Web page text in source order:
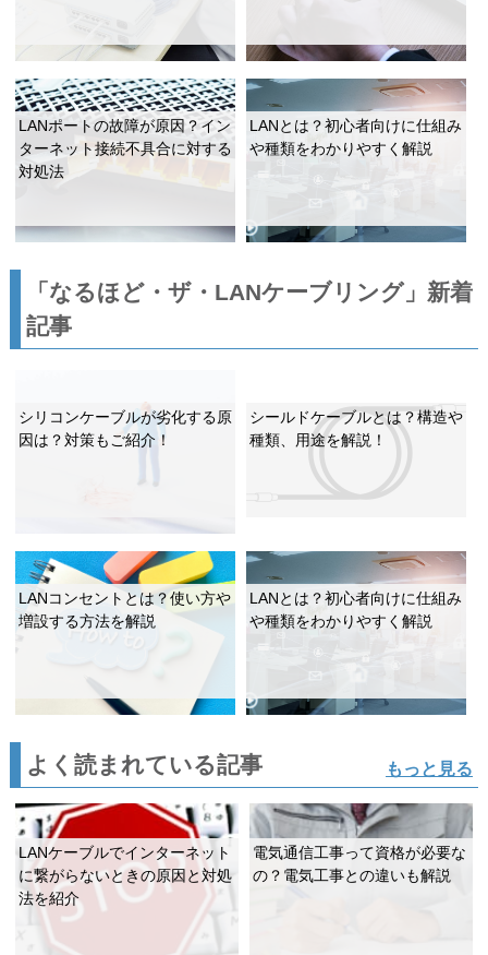
LANポートの故障が原因？イン
ターネット接続不具合に対する
対処法
LANとは？初心者向けに仕組み
や種類をわかりやすく解説
「なるほど・ザ・LANケーブリング」新着
記事
シリコンケーブルが劣化する原
因は？対策もご紹介！
シールドケーブルとは？構造や
種類、用途を解説！
LANコンセントとは？使い方や
増設する方法を解説
LANとは？初心者向けに仕組み
や種類をわかりやすく解説
よく読まれている記事 もっと見る
LANケーブルでインターネット
に繋がらないときの原因と対処
法を紹介
電気通信工事って資格が必要な
の？電気工事との違いも解説